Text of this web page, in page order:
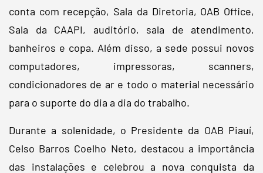
conta com recepção, Sala da Diretoria, OAB Office,
Sala da CAAPI, auditório, sala de atendimento,
banheiros e copa. Além disso, a sede possui novos
computadores, impressoras, scanners,
condicionadores de ar e todo o material necessário
para o suporte do dia a dia do trabalho.
Durante a solenidade, o Presidente da OAB Piauí,
Celso Barros Coelho Neto, destacou a importância
das instalações e celebrou a nova conquista da